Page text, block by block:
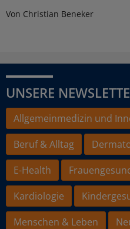
Von Christian Beneker
UNSERE
Allgemeinmedizin und
Beruf & Alltag
E-Health
Kardiologie
Menschen & Leben